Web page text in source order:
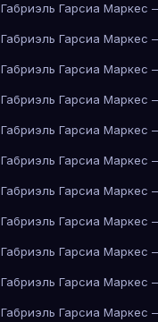
Габриэль Гарсиа Маркес
Габриэль Гарсиа Маркес
Габриэль Гарсиа Маркес
Габриэль Гарсиа Маркес
Габриэль Гарсиа Маркес
Габриэль Гарсиа Маркес
Габриэль Гарсиа Маркес
Габриэль Гарсиа Маркес
Габриэль Гарсиа Маркес
Габриэль Гарсиа Маркес
Габриэль Гарсиа Маркес